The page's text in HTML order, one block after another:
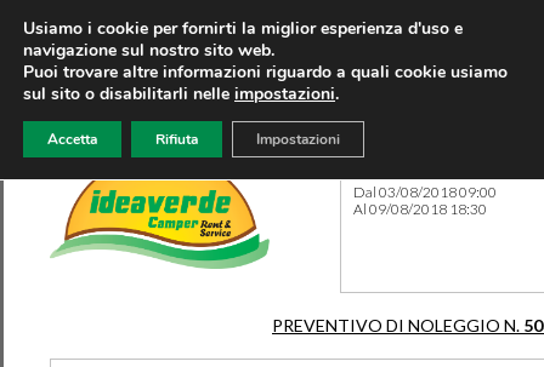
Dal 03/08/2018 09:00
Al 09/08/2018 18:30
PREVENTIVO DI NOLEGGIO N.
Usiamo i cookie per fornirti la miglior esperienza d'uso e
navigazione sul nostro sito web.
Puoi trovare altre informazioni riguardo a quali cookie usiamo
sul sito o disabilitarli nelle impostazioni.
Accetta Rifiuta Impostazioni